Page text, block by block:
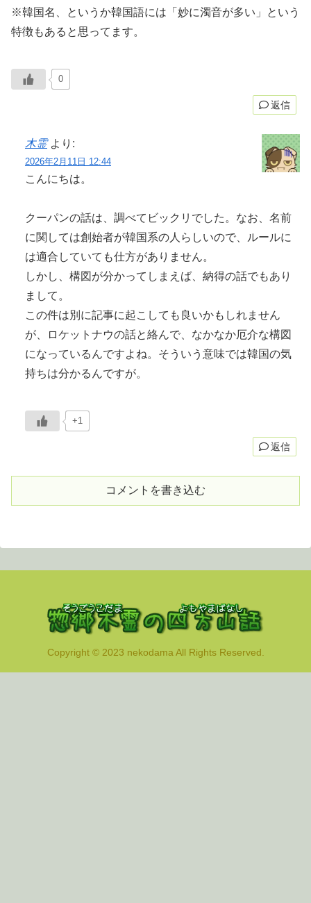
※韓国名、というか韓国語には「妙に濁音が多い」という
特徴もあると思ってます。
0
返信
木霊 より:
2026年2月11日 12:44
こんにちは。
クーパンの話は、調べてビックリでした。なお、名前
に関しては創始者が韓国系の人らしいので、ルールに
は適合していても仕方がありません。
しかし、構図が分かってしまえば、納得の話でもあり
まして。
この件は別に記事に起こしても良いかもしれません
が、ロケットナウの話と絡んで、なかなか厄介な構図
になっているんですよね。そういう意味では韓国の気
持ちは分かるんですが。
+1
返信
コメントを書き込む
Copyright © 2023 nekodama All Rights Reserved.